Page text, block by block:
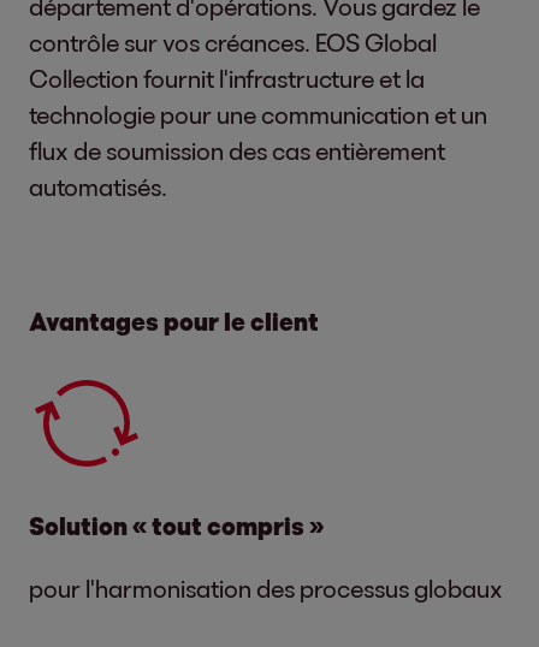
contrôle sur vos créances. EOS Global
Collection fournit l'infrastructure et la
technologie pour une communication et un
flux de soumission des cas entièrement
automatisés.
Avantages pour le client
Solution « tout compris »
pour l'harmonisation des processus globaux